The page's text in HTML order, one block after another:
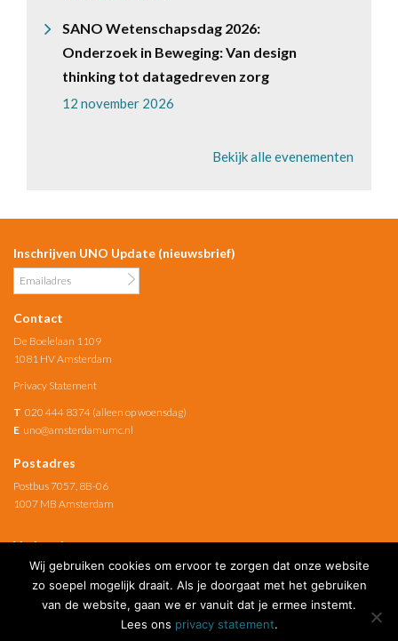
SANO Wetenschapsdag 2026:
Onderzoek in Beweging: Van design
thinking tot datagedreven zorg
12 november 2026
Bekijk alle evenementen
Inschrijven UNO Update (nieuwsbrief)
Contact
De Boelelaan 1109
1081 HV Amsterdam
Privacy Statement
T 020 444 8374 (alleen op woensdag)
E uno@amsterdamumc.nl
Postadres
Postbus 7057, 8B-06
1007 MB Amsterdam
Verbonden met
Amsterdam UMC
Social Media
Wij gebruiken cookies om ervoor te zorgen dat onze website
zo soepel mogelijk draait. Als je doorgaat met het gebruiken
van de website, gaan we er vanuit dat je ermee instemt.
Lees ons privacy statement.